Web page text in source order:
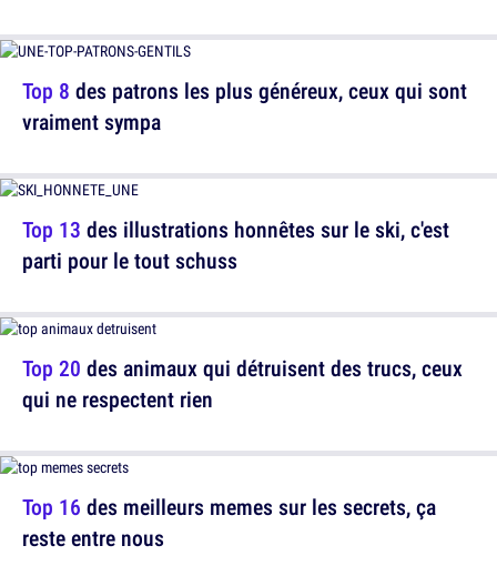
Top 8 des patrons les plus généreux, ceux qui sont
vraiment sympa
Top 20 des animaux qui détruisent des trucs, ceux
qui ne respectent rien
Top 13 des illustrations honnêtes sur le ski, c'est
parti pour le tout schuss
Top 16 des meilleurs memes sur les secrets, ça
reste entre nous